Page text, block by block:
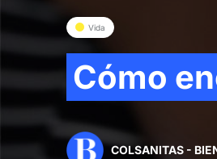
Vida
Cómo
COLSANITAS -